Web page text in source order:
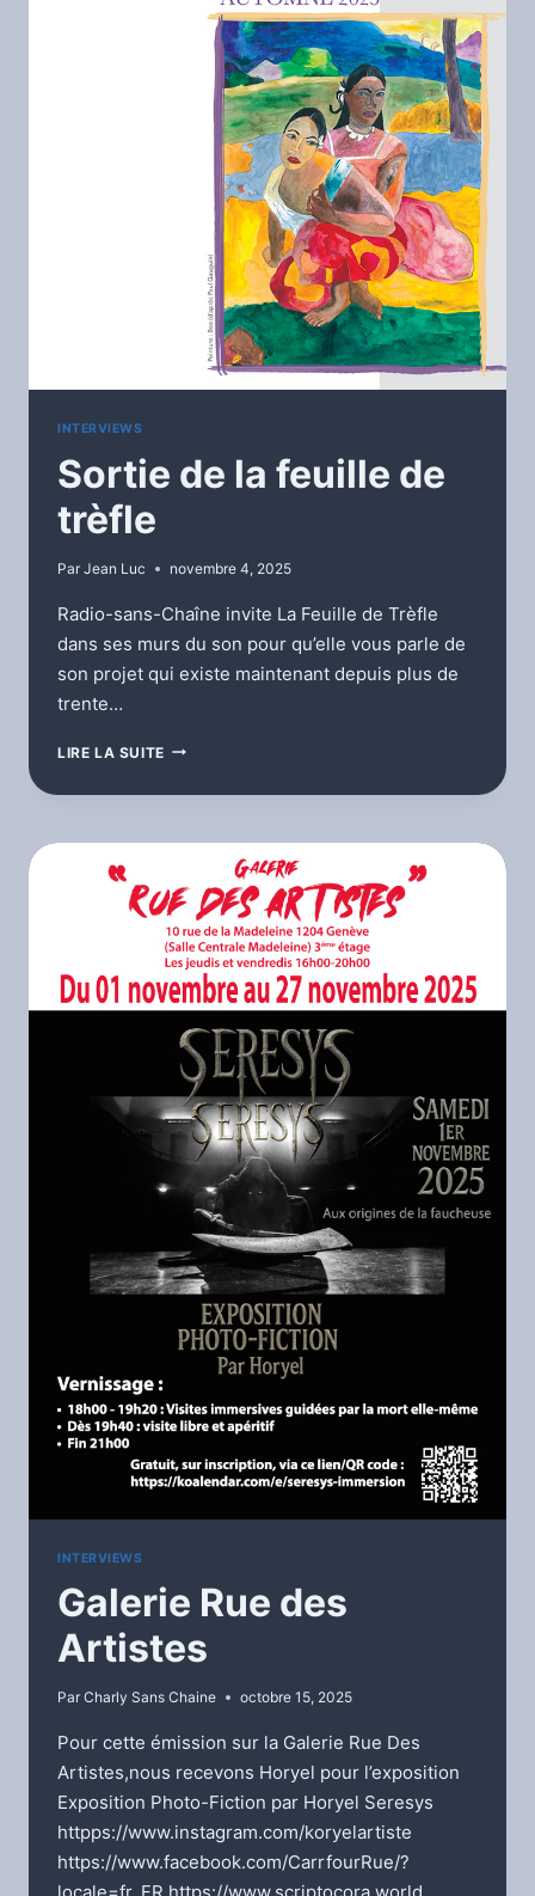
INTERVIEWS
Sortie de la feuille de
trèfle
Par Jean Luc novembre 4, 2025
Radio-sans-Chaîne invite La Feuille de Trèfle
dans ses murs du son pour qu’elle vous parle de
son projet qui existe maintenant depuis plus de
trente…
LIRE LA SUITE SORTIE
LA
DE
INTERVIEWS
Galerie Rue des
Artistes
Par Charly Sans Chaine octobre 15, 2025
Pour cette émission sur la Galerie Rue Des
Artistes,nous recevons Horyel pour l’exposition
Exposition Photo-Fiction par Horyel Seresys
httpps://www.instagram.com/koryelartiste
https://www.facebook.com/CarrfourRue/?